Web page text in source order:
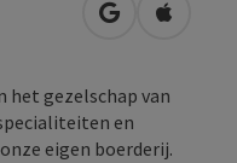
Openen in
het gezelschap van
en
eigen boerderij.